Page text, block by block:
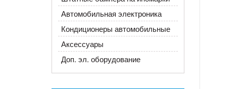
Автомобильная электроника
Кондиционеры автомобильные
Аксессуары
Доп. эл. оборудование